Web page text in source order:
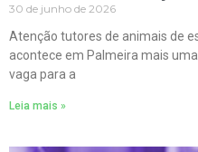
30 de junho de 2026
Atenção tutores de animais de
acontece em Palmeira mais
vaga para a
Leia mais »